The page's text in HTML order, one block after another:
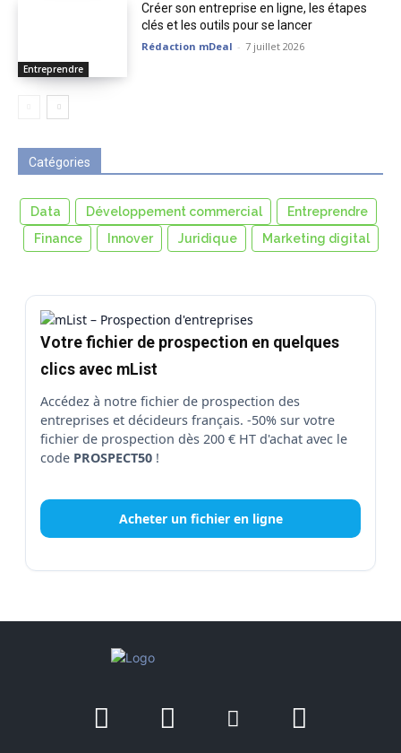
Entreprendre
Créer son entreprise en ligne, les étapes
clés et les outils pour se lancer
Rédaction mDeal - 7 juillet 2026
Catégories
Data Développement commercial
Entreprendre
Finance
Innover Juridique Marketing digital
Votre fichier de prospection en quelques
clics avec mList
Accédez à notre fichier de prospection des
entreprises et décideurs français. -50% sur votre
fichier de prospection dès 200 € HT d'achat avec le
code PROSPECT50 !
Acheter un fichier en ligne